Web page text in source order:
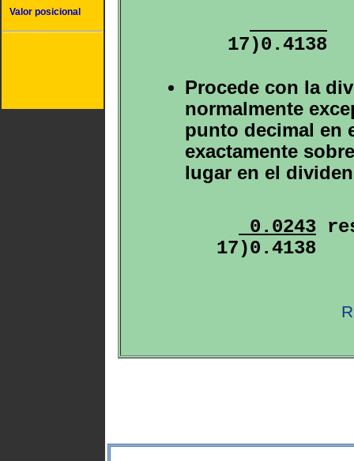
Valor posicional
Procede con la
normalmente
punto decimal en
exactamente
lugar en el
0.0243